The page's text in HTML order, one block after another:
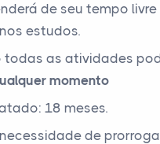
de seu tempo livre
estudos.
todas as atividades
momento
18 meses.
de